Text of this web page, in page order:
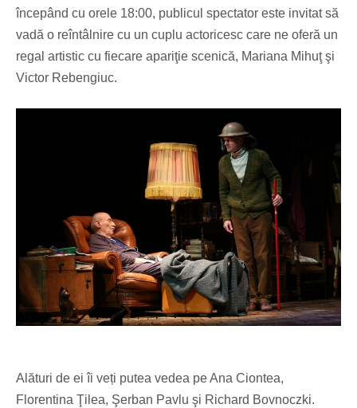
începând cu orele 18:00, publicul spectator este invitat să
vadă o reîntâlnire cu un cuplu actoricesc care ne oferă un
regal artistic cu fiecare apariţie scenică, Mariana Mihuţ şi
Victor Rebengiuc.
Alături de ei îi veți putea vedea pe Ana Ciontea,
Florentina Ţilea, Şerban Pavlu şi Richard Bovnoczki.